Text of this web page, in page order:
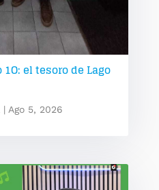
el tesoro de Lago
| Ago 5, 2026